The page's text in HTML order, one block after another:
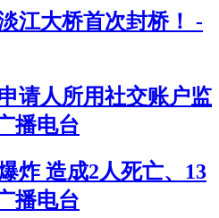
江大桥首次封桥！ -
请人所用社交账户监
播电台
炸 造成2人死亡、13
播电台